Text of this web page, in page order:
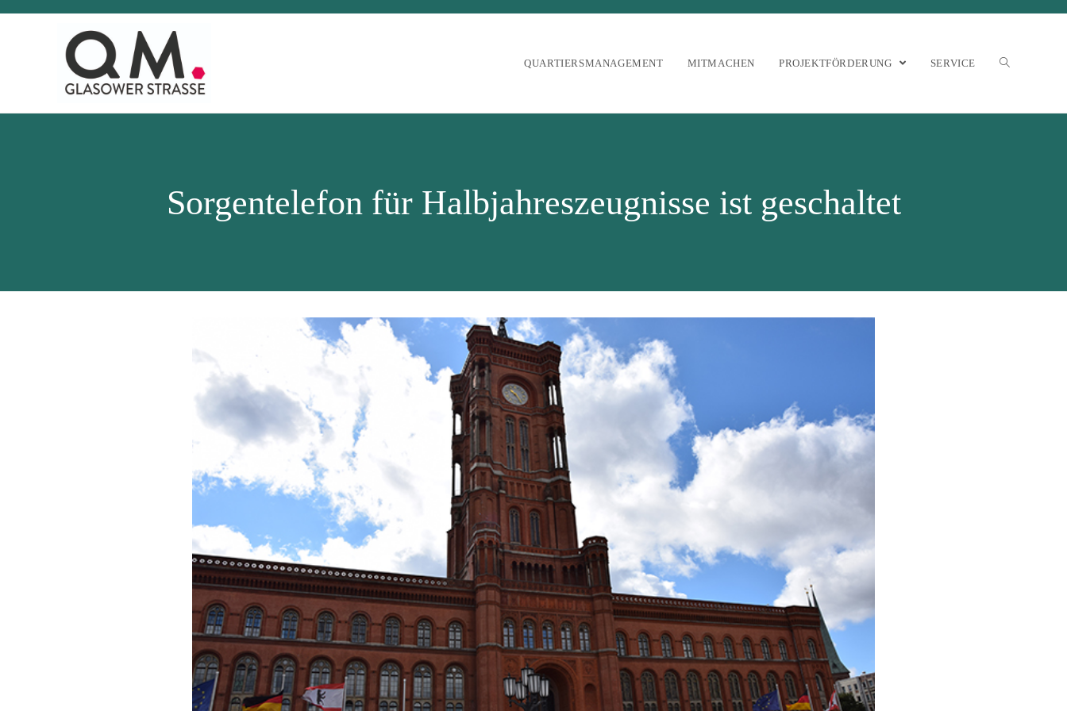
QUARTIERSMANAGEMENT MITMACHEN PROJEKTFÖRDERUNG SERVICE
Sorgentelefon für Halbjahreszeugnisse ist geschaltet